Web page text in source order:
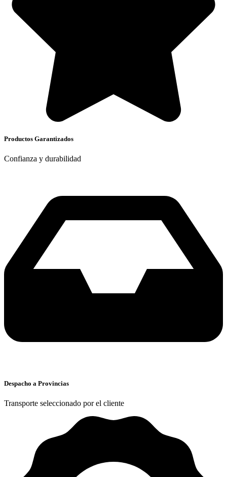
Productos Garantizados
Confianza y durabilidad
Despacho a Provincias
Transporte seleccionado por el cliente